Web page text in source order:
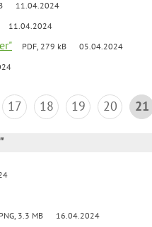
11.04.2024
11.04.2024
PDF, 279 kB 05.04.2024
17 18 19 20 21
PNG, 3.3 MB 16.04.2024